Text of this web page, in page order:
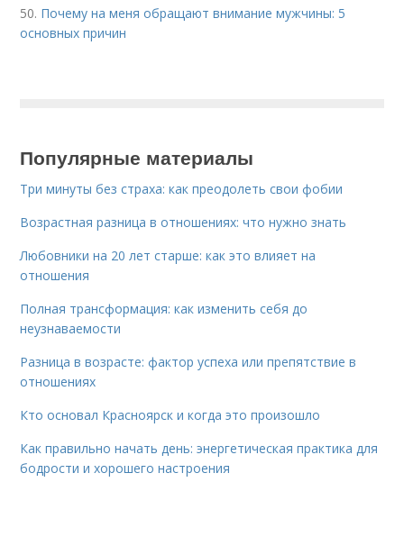
50. Почему на меня обращают внимание мужчины: 5
основных причин
Популярные материалы
Три минуты без страха: как преодолеть свои фобии
Возрастная разница в отношениях: что нужно знать
Любовники на 20 лет старше: как это влияет на
отношения
Полная трансформация: как изменить себя до
неузнаваемости
Разница в возрасте: фактор успеха или препятствие в
отношениях
Кто основал Красноярск и когда это произошло
Как правильно начать день: энергетическая практика для
бодрости и хорошего настроения